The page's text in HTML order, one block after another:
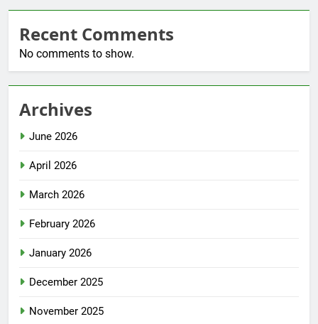
Recent Comments
No comments to show.
Archives
June 2026
April 2026
March 2026
February 2026
January 2026
December 2025
November 2025